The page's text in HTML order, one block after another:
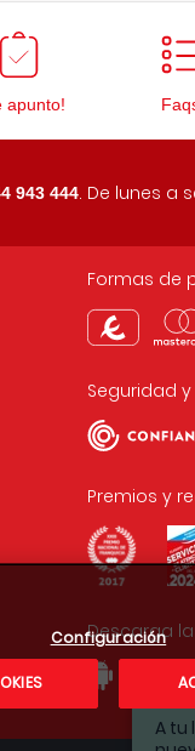
A tu
apunto!
943 444. De lunes a
Formas de
Seguridad
Premios y
Descarga
Configuración